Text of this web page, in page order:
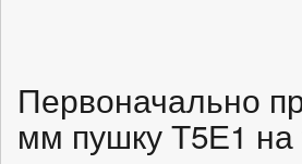
Первоначально
мм пушку Т5Е1